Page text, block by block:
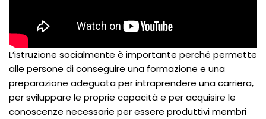
L’istruzione socialmente è importante perché permette
alle persone di conseguire una formazione e una
preparazione adeguata per intraprendere una carriera,
per sviluppare le proprie capacità e per acquisire le
conoscenze necessarie per essere produttivi membri